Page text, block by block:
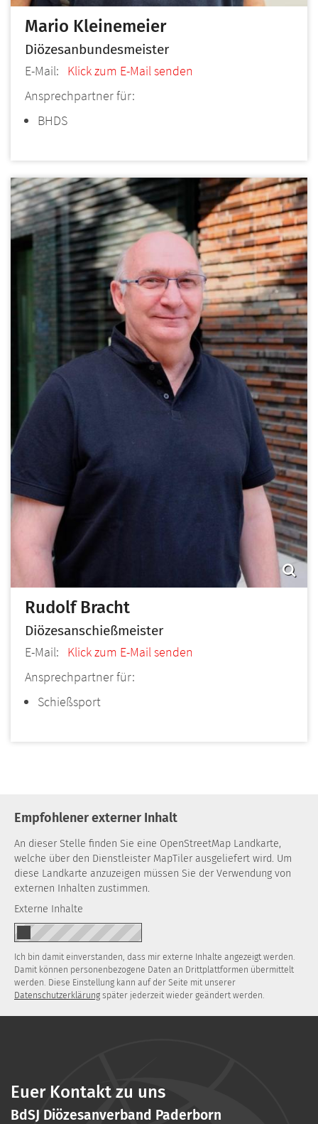
Mario Kleinemeier
Diözesanbundesmeister
E-Mail:
Klick zum E-Mail senden
Ansprechpartner für:
BHDS
RudolfBracht
Diözesanschießmeister
E-Mail:
Klick zum E-Mail senden
Ansprechpartner für:
Schießsport
Empfohlener externer Inhalt
An dieser Stelle finden Sie eine OpenStreetMap Landkarte,
welche über den Dienstleister MapTiler ausgeliefert wird. Um
diese Landkarte anzuzeigen müssen Sie der Verwendung von
externen Inhalten zustimmen.
Externe Inhalte
Ich bin damit einverstanden, dass mir externe Inhalte angezeigt werden.
Damit können personenbezogene Daten an Drittplattformen übermittelt
werden. Diese Einstellung kann auf der Seite mit unserer
Datenschutzerklärung später jederzeit wieder geändert werden.
Euer Kontakt zu uns
BdSJ Diözesanverband Paderborn